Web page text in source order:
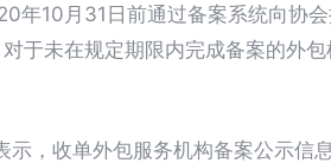
年10月31日前通过备案系统向协
于未在规定期限内完成备案的外
示，收单外包服务机构备案公示信